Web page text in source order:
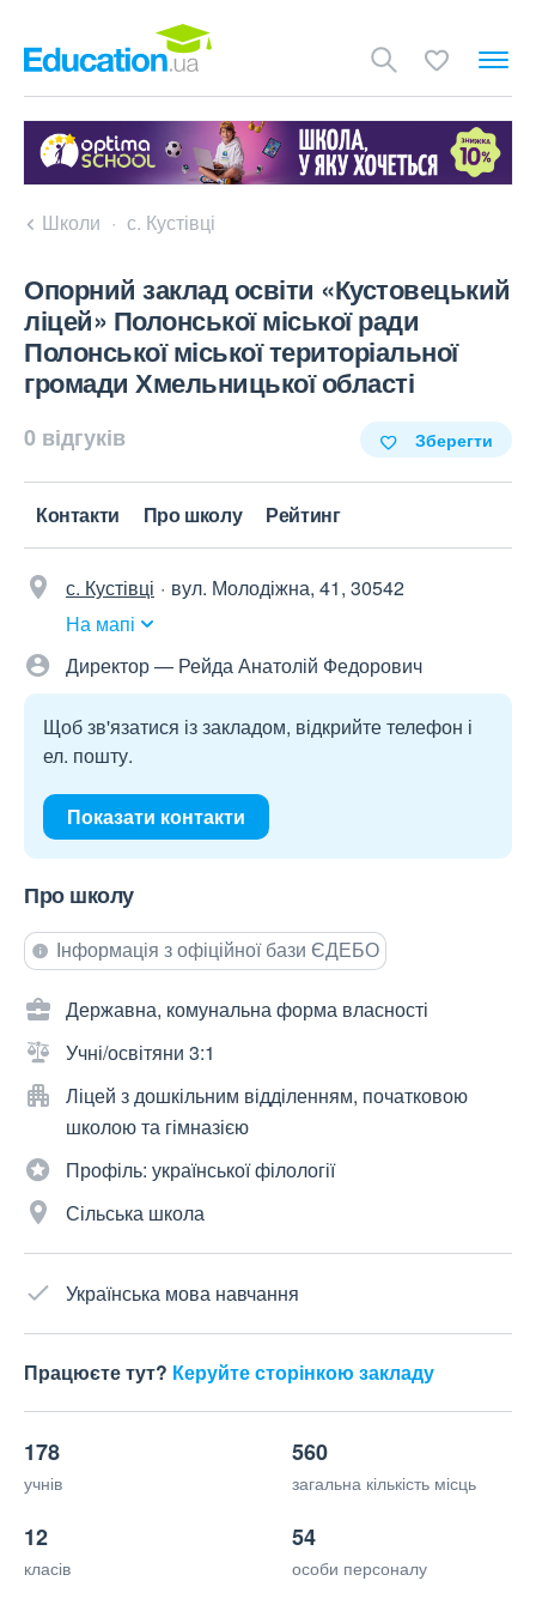
Школи с. Кустівці
Опорний заклад освіти «Кустовецький
ліцей» Полонської міської ради
Полонської міської територіальної
громади Хмельницької області
0 відгуків Зберегти
Контакти Про школу Рейтинг
с. Кустівці
вул. Молодіжна, 41, 30542
На мапі
Директор — Рейда Анатолій Федорович
Щоб зв'язатися із закладом, відкрийте телефон і
ел. пошту.
Показати контакти
Про школу
Інформація з офіційної бази ЄДЕБО
Державна, комунальна форма власності
Учні/освітяни 3:1
Ліцей з дошкільним відділенням, початковою
школою та гімназією
Профіль: української філології
Сільська школа
Українська мова навчання
Працюєте тут? Керуйте сторінкою закладу
178
учнів
560
загальна кількість місць
12
класів
54
особи персоналу